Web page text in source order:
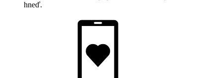
hneď.